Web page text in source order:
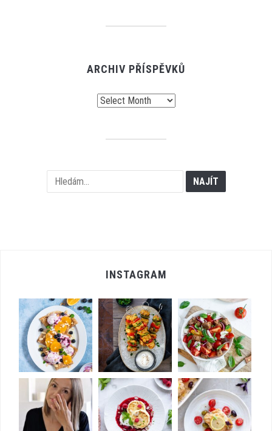
ARCHIV PŘÍSPĚVKŮ
INSTAGRAM